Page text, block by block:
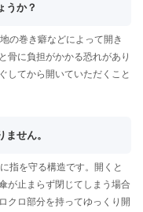
うか？
の巻き癖などによって開き
骨に負担がかかる恐れがあり
してから開いていただくこと
せん。
指を守る構造です。開くと
が止まらず閉じてしまう場合
クロ部分を持ってゆっくり開